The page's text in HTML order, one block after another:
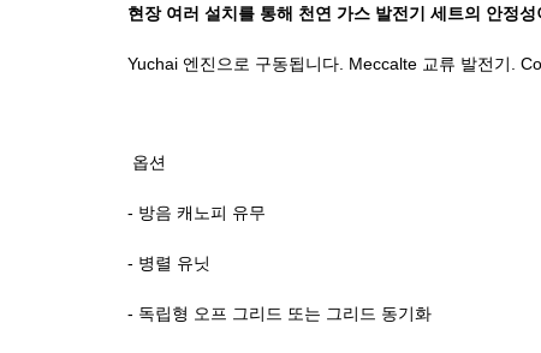
현장 여러 설치를 통해 천연 가스 발전기 세트의 안정
Yuchai 엔진으로 구동됩니다. Meccalte 교류 발전기.
옵션
- 방음 캐노피 유무
- 병렬 유닛
- 독립형 오프 그리드 또는 그리드 동기화